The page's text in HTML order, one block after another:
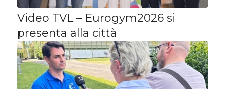
Video TVL – Eurogym2026 si
presenta alla città